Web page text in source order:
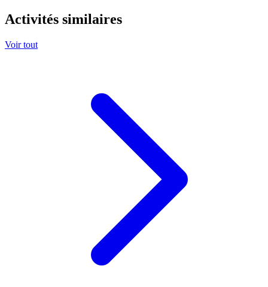
Activités similaires
Voir tout